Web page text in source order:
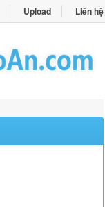
Upload Liên hệ